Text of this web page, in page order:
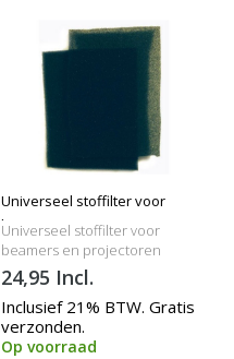
Universeel stoffilter voor
beamers
Universeel stoffilter voor
beamers en projectoren
24,95 Incl.
Inclusief 21% BTW. Gratis
verzonden.
Op voorraad